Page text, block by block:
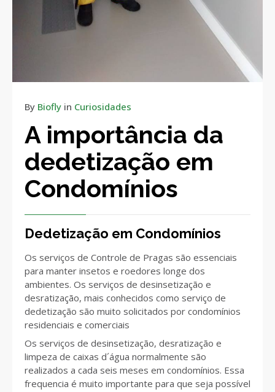
By Biofly in Curiosidades
A importância da
dedetização em
Condomínios
Dedetização em Condomínios
Os serviços de Controle de Pragas são essenciais
para manter insetos e roedores longe dos
ambientes. Os serviços de desinsetização e
desratização, mais conhecidos como serviço de
dedetização são muito solicitados por condomínios
residenciais e comerciais
Os serviços de desinsetização, desratização e
limpeza de caixas d´água normalmente são
realizados a cada seis meses em condomínios. Essa
frequencia é muito importante para que seja possível